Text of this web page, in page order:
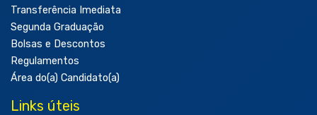
Transferência Imediata
Segunda Graduação
Bolsas e Descontos
Regulamentos
Área do(a) Candidato(a)
Links úteis